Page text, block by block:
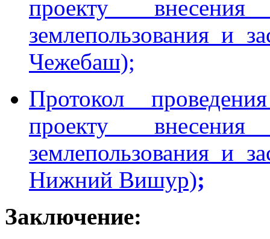
проекту
землепользования и
Чежебаш);
Протокол
проекту
землепользования и
Нижний Вишур);
Заключение: